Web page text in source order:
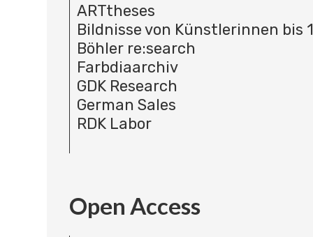
ARTtheses
Bildnisse von Künstlerinnen bis
Böhler re:search
Farbdiaarchiv
GDK Research
German Sales
RDK Labor
Open Access